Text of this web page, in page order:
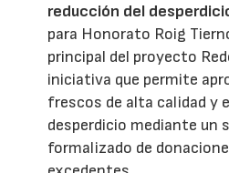
reducción del
para Honorato Roig
principal del proyecto
iniciativa que permite
frescos de alta calidad y
desperdicio mediante un
formalizado de